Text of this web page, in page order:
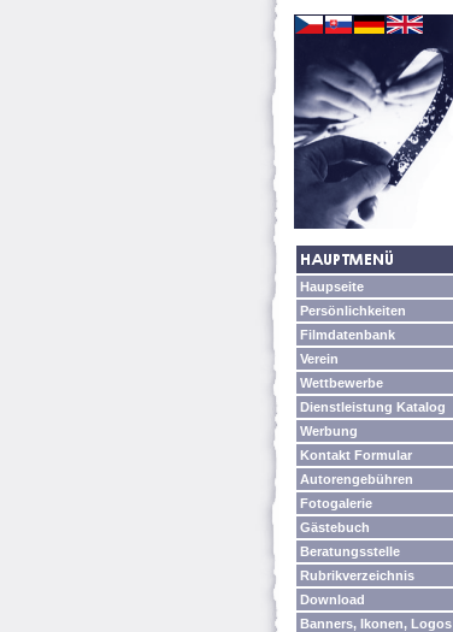
Haupseite
Persönlichkeiten
Filmdatenbank
Verein
Wettbewerbe
Dienstleistung Katalog
Werbung
Kontakt Formular
Autorengebühren
Fotogalerie
Gästebuch
Beratungsstelle
Rubrikverzeichnis
Download
Banners, Ikonen, Logos